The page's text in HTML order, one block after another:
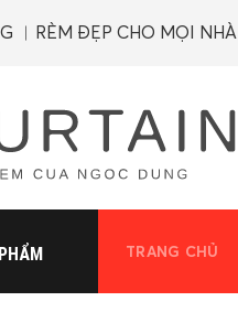
︱RÈM ĐẸP CHO MỌI NHÀ
TRANG CHỦ